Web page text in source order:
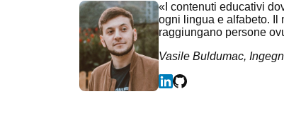
«I contenuti educativi
ogni lingua e alfabeto. Il
raggiungano persone
Vasile Buldumac,